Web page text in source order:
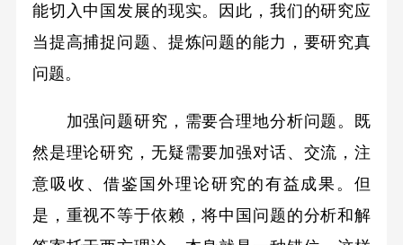
能切入中国发展的现实。因此，我们的研究应
当提高捕捉问题、提炼问题的能力，要研究真
问题。
加强问题研究，需要合理地分析问题。既
然是理论研究，无疑需要加强对话、交流，注
意吸收、借鉴国外理论研究的有益成果。但
是，重视不等于依赖，将中国问题的分析和解